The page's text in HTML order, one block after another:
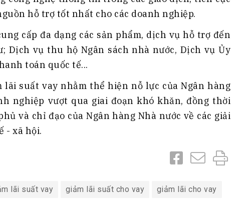
hỗ trợ tốt nhất cho các doanh nghiệp.
cấp đa dạng các sản phẩm, dịch vụ hỗ trợ đến
Dịch vụ thu hộ Ngân sách nhà nước, Dịch vụ Ủy
toán quốc tế...
lãi suất vay nhằm thể hiện nỗ lực của Ngân hàng
nghiệp vượt qua giai đoạn khó khăn, đồng thời
và chỉ đạo của Ngân hàng Nhà nước về các giải
- xã hội.
lãi suất vay giảm lãi suất cho vay giảm lãi cho vay